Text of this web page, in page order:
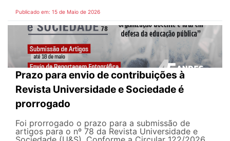
Publicado em: 15 de Maio de 2026
Prazo para envio de contribuições à
Revista Universidade e Sociedade é
prorrogado
Foi prorrogado o prazo para a submissão de
artigos para o nº 78 da Revista Universidade e